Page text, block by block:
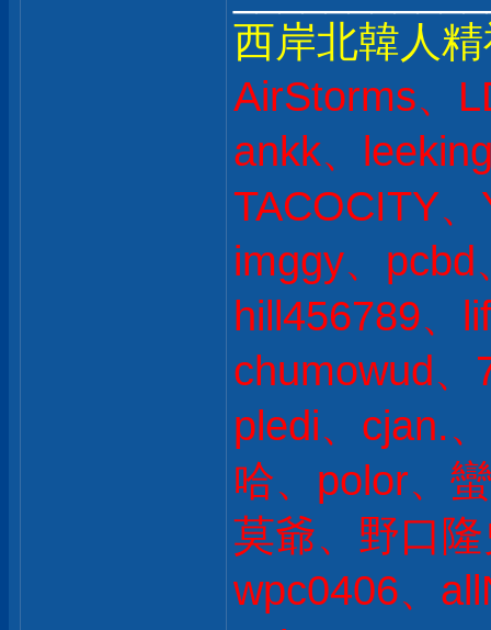
西岸北韓人
AirStorms、
ankk、
TACOCITY
imggy、pcbd
hill456789、
chumowud、
pledi、cjan.
哈、polor、
莫爺、野口
wpc0406、